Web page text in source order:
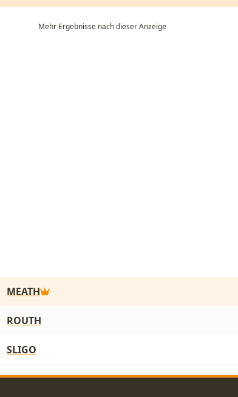
MEATH
ROUTH
SLIGO